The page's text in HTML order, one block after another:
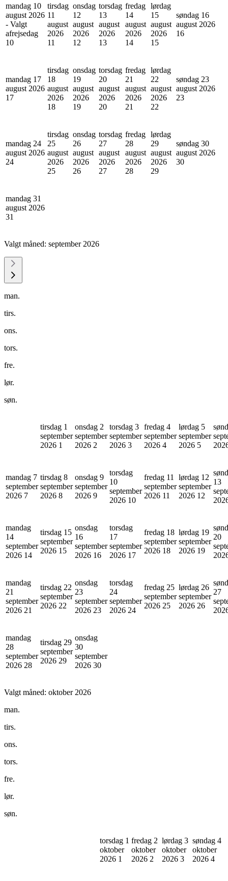
mandag 10
august 2026
- Valgt
afrejsedag
10
tirsdag
11
august
2026
11
onsdag
12
august
2026
12
torsdag
13
august
2026
13
fredag
14
august
2026
14
lørdag
15
august
2026
15
søndag 16
august 2026
16
mandag 17
august 2026
17
tirsdag
18
august
2026
18
onsdag
19
august
2026
19
torsdag
20
august
2026
20
fredag
21
august
2026
21
lørdag
22
august
2026
22
søndag 23
august 2026
23
mandag 24
august 2026
24
tirsdag
25
august
2026
25
onsdag
26
august
2026
26
torsdag
27
august
2026
27
fredag
28
august
2026
28
lørdag
29
august
2026
29
søndag 30
august 2026
30
mandag 31
august 2026
31
Valgt måned: september 2026
man.
tirs.
ons.
tors.
fre.
lør.
søn.
tirsdag 1
september
2026 1
onsdag 2
september
2026 2
torsdag 3
september
2026 3
fredag 4
september
2026 4
lørdag 5
september
2026 5
mandag 7
september
2026 7
tirsdag 8
september
2026 8
onsdag 9
september
2026 9
torsdag
10
september
2026 10
fredag 11
september
2026 11
lørdag 12
september
2026 12
13
mandag
14
september
2026 14
tirsdag 15
september
2026 15
onsdag
16
september
2026 16
torsdag
17
september
2026 17
fredag 18
september
2026 18
lørdag 19
september
2026 19
20
mandag
21
september
2026 21
tirsdag 22
september
2026 22
onsdag
23
september
2026 23
torsdag
24
september
2026 24
fredag 25
september
2026 25
lørdag 26
september
2026 26
27
mandag
28
september
2026 28
tirsdag 29
september
2026 29
onsdag
30
september
2026 30
Valgt måned: oktober 2026
man.
tirs.
ons.
tors.
fre.
lør.
søn.
torsdag 1
oktober
2026 1
fredag 2
oktober
2026 2
lørdag 3
oktober
2026 3
søndag 4
oktober
2026 4